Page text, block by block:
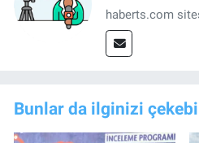
haberts.com
Bunlar da ilginizi